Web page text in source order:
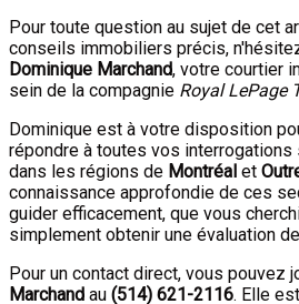
Pour toute question au sujet de cet
conseils immobiliers précis,
Dominique Marchand, votre courtier
sein de la compagnie Royal LePage
Dominique est à votre disposition
répondre à toutes vos
dans les régions de Montréal et
connaissance approfondie de ces
guider efficacement, que vous
simplement obtenir une évaluation
Pour un contact direct, vous pouvez
Marchand au (514) 621-2116. Elle